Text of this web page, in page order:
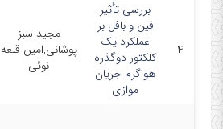
۴
بررسی تأثیر
فین و بافل بر
عملکرد یک
کلکتور دوگذره
هواگرم جریان
موازی
مجید سبز
پوشانی,امین قلعه
نوئی